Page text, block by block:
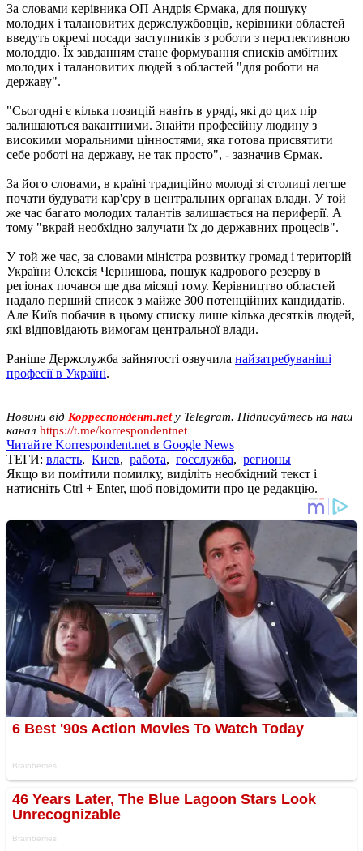
За словами керівника ОП Андрія Єрмака, для пошуку
молодих і талановитих держслужбовців, керівники областей
введуть окремі посади заступників з роботи з перспективною
молоддю. Їх завданням стане формування списків амбітних
молодих і талановитих людей з областей "для роботи на
державу".
"Сьогодні є кілька позицій навіть в уряді, які до цих пір
залишаються вакантними. Знайти професійну людину з
високими моральними цінностями, яка готова присвятити
себе роботі на державу, не так просто", - зазначив Єрмак.
За його словами, в країні традиційно молоді зі столиці легше
почати будувати кар'єру в центральних органах влади. У той
же час багато молодих талантів залишається на периферії. А
тому "вкрай необхідно залучати їх до державних процесів".
У той же час, за словами міністра розвитку громад і територій
України Олексія Чернишова, пошук кадрового резерву в
регіонах почався ще два місяці тому. Керівництво областей
надало перший список з майже 300 потенційних кандидатів.
Але Київ побачив в цьому списку лише кілька десятків людей,
які відповідають вимогам центральної влади.
Раніше Держслужба зайнятості озвучила найзатребуваніші
професії в Україні.
Новини від Корреспондент.net у Telegram. Підписуйтесь на наш
канал https://t.me/korrespondentnet
Читайте Korrespondent.net в Google News
ТЕГИ: власть, Киев, работа, госслужба, регионы
Якщо ви помітили помилку, виділіть необхідний текст і
натисніть Ctrl + Enter, щоб повідомити про це редакцію.